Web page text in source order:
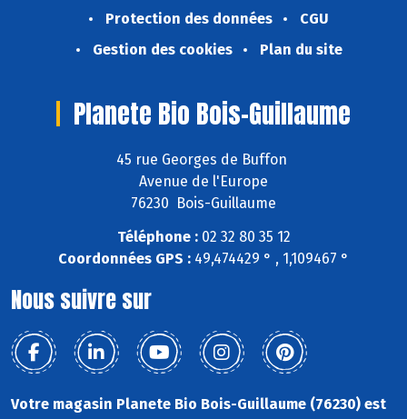
Protection des données
CGU
Gestion des cookies
Plan du site
Planete Bio Bois-Guillaume
45 rue Georges de Buffon
Avenue de l'Europe
76230 Bois-Guillaume
Téléphone :02 32 80 35 12
Coordonnées GPS : 49,474429 ° , 1,109467 °
Nous suivre sur
Votre magasin Planete Bio Bois-Guillaume (76230) est